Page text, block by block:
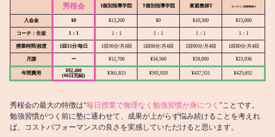
秀桜会 I個別指導学院 T個別指導学院 家庭教師T オンライン家庭教師M
入会金 ¥0 ¥13,200 ¥0 ¥10,500 ¥15,000
コーチ：生徒 1：1 1：1 1：1 1：1 1：1
授業時間/頻度 1回15分/毎日 1回50分/月4回 1回60分/月4回 1回90分/月4回 1回80分/月4回
月謝 ー ¥12,700 ¥34,560 ¥28,000 ¥23,936
年間費用
¥92,400
(66日完結)
¥361,815 ¥592,920 ¥437,531 ¥425,652
秀桜会の最大の特徴は“毎日授業で無理なく勉強習慣が身につく ”ことです。
勉強習慣がつく前に塾に通わせて、成果が上がらず悩み続けることを考えれ
ば、コストパフォーマンスの良さを実感していただけると思います。